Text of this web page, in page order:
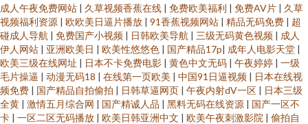
成人午夜免费网站 | 久草视频香蕉在线 | 免费欧美福利 | 免费AV片 | 久草
视频福利资源 | 欧欧美日逼片播放 | 91香蕉视频网站 | 精品无码免费 | 超
碰成人导航 | 免费国产小视频 | 日韩欧美导航 | 三级无码黄色视频 | 成人
伊人网站 | 亚洲欧美日 | 欧美性悠悠色 | 国产精品17p| 成年人电影天堂 |
欧美三级在线网址 | 日本不卡免费电影 | 黄色中文无码 | 午夜婷婷 | 一级
毛片操逼 | 动漫无码18 | 在线第一页欧美 | 中国91日逼视频 | 日本在线视
频免费 | 国产精品自拍偷拍 | 日韩草逼网页 | 午夜内射dV一区 | 日本三级
全黄 | 激情五月综合网 | 国产精诚人品 | 黑料无码在线资源 | 国产一区不
卡 | 一区二区无码播放 | 欧美日韩亚洲中文 | 欧美午夜刺激影院 | 偷拍自